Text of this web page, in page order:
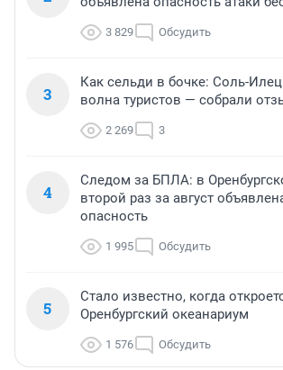
3 829 Обсудить
3
Как сельди в бочке: Соль-
волна туристов — собрали
2 269 3
4
Следом за БПЛА: в
второй раз за август
опасность
1 995 Обсудить
5
Стало известно, когда
Оренбургский океанариум
1 576 Обсудить